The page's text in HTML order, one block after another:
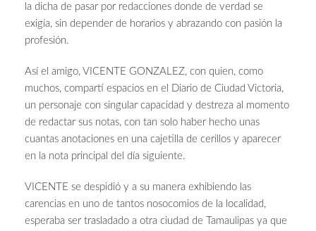
la dicha de pasar por redacciones donde de verdad se
exigía, sin depender de horarios y abrazando con pasión la
profesión.
Así el amigo, VICENTE GONZALEZ, con quien, como
muchos, compartí espacios en el Diario de Ciudad Victoria,
un personaje con singular capacidad y destreza al momento
de redactar sus notas, con tan solo haber hecho unas
cuantas anotaciones en una cajetilla de cerillos y aparecer
en la nota principal del día siguiente.
VICENTE se despidió y a su manera exhibiendo las
carencias en uno de tantos nosocomios de la localidad,
esperaba ser trasladado a otra ciudad de Tamaulipas ya que